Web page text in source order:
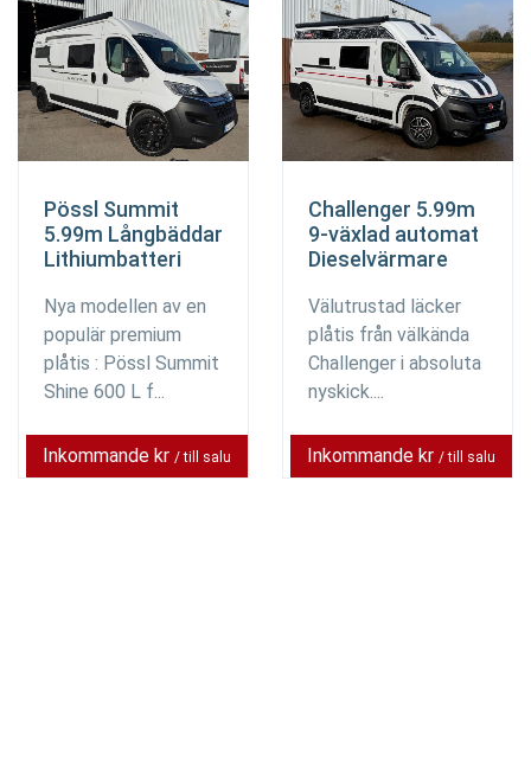
Pössl Summit
5.99m Långbäddar
Lithiumbatteri
Nya modellen av en
populär premium
plåtis : Pössl Summit
Shine 600 L f...
Inkommande kr / till salu
Challenger 5.99m
9-växlad automat
Dieselvärmare
Välutrustad läcker
plåtis från välkända
Challenger i absoluta
nyskick....
Inkommande kr / till salu